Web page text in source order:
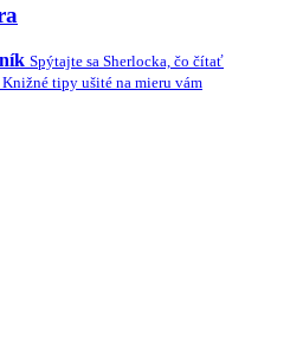
Spýtajte sa Sherlocka, čo čítať
Knižné tipy ušité na mieru vám